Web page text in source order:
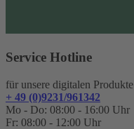
Service Hotline
für unsere digitalen Produkte
+ 49 (0)9231/961342
Mo - Do: 08:00 - 16:00 Uhr
Fr: 08:00 - 12:00 Uhr